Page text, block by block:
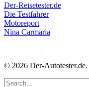
Der-Reisetester.de
Die Testfahrer
Motoreport
Nina Carmaria
|
© 2026 Der-Autotester.de.